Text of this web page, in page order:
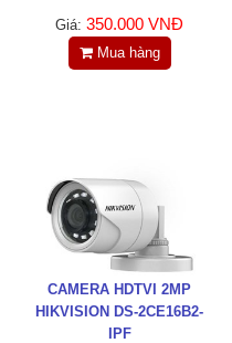
Giá: 350.000 VNĐ
Mua hàng
CAMERA HDTVI 2MP
HIKVISION DS-2CE16B2-
IPF
Tin tức
TRÊN MẠNG XÃ HỘI
Facebook